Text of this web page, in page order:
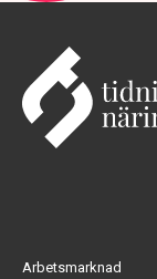
Arbetsmarknad